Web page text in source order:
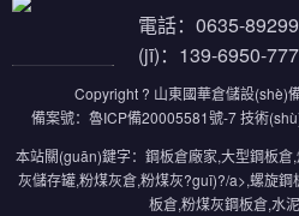
電話：0635-
(jī)：139-6950-
Copyright ? 山東國華倉儲設(shè)
備案號： 魯ICP備20005581號-7技術(shù)
本站關(guān)鍵字： 鋼板倉廠家,大型鋼板倉,
灰儲存罐,粉煤灰倉,粉煤灰?guī)?/a>,螺旋鋼
板倉,粉煤灰鋼板倉,水